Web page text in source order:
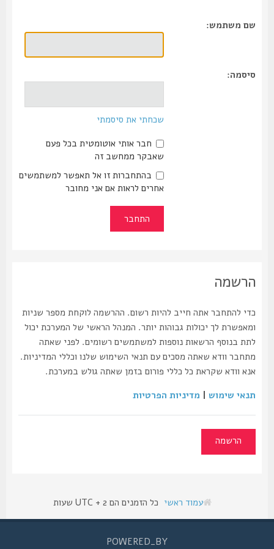
שם משתמש:
סיסמה:
שכחתי את סיסמתי
חבר אותי אוטומטית בכל פעם
שאבקר ממחשב זה
בהתחברות זו אל תאפשר למשתמשים
אחרים לראות אם אני מחובר
הרשמה
כדי להתחבר אתה חייב להיות רשום. ההרשמה לוקחת מספר שניות
ומאפשרת לך יכולות גבוהות יותר. המנהל הראשי של המערכת יכול
לתת בנוסף הרשאות נוספות למשתמשים רשומים. לפני שאתה
מתחבר וודא שאתה מסכים עם תנאי השימוש שלנו וכללי המדיניות.
אנא וודא שקראת כל כללי פורום בזמן שאתה גולש במערכת.
תנאי שימוש|מדיניות הפרטיות
הרשמה
עמוד ראשי כל הזמנים הם UTC + 2 שעות
POWERED_BY